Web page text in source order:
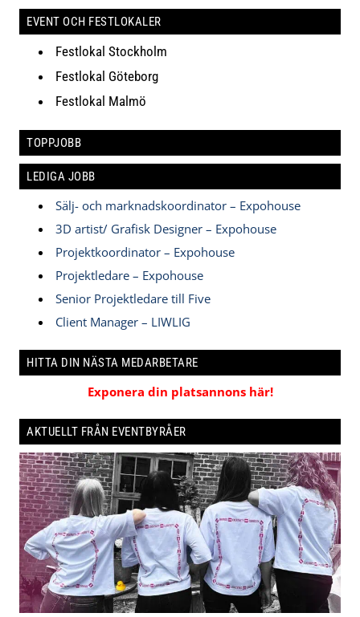
EVENT OCH FESTLOKALER
Festlokal Stockholm
Festlokal Göteborg
Festlokal Malmö
TOPPJOBB
LEDIGA JOBB
Sälj- och marknadskoordinator – Expohouse
3D artist/ Grafisk Designer – Expohouse
Projektkoordinator – Expohouse
Projektledare – Expohouse
Senior Projektledare till Five
Client Manager – LIWLIG
HITTA DIN NÄSTA MEDARBETARE
Exponera din platsannons här!
AKTUELLT FRÅN EVENTBYRÅER